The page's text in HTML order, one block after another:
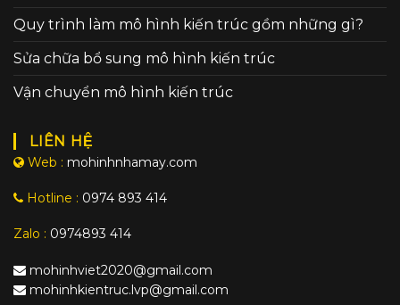
Quy trình làm mô hình kiến trúc gồm những gì?
Sửa chữa bổ sung mô hình kiến trúc
Vận chuyển mô hình kiến trúc
LIÊN HỆ
Web : mohinhnhamay.com
Hotline : 0974 893 414
Zalo : 0974893 414
mohinhviet2020@gmail.com
mohinhkientruc.lvp@gmail.com